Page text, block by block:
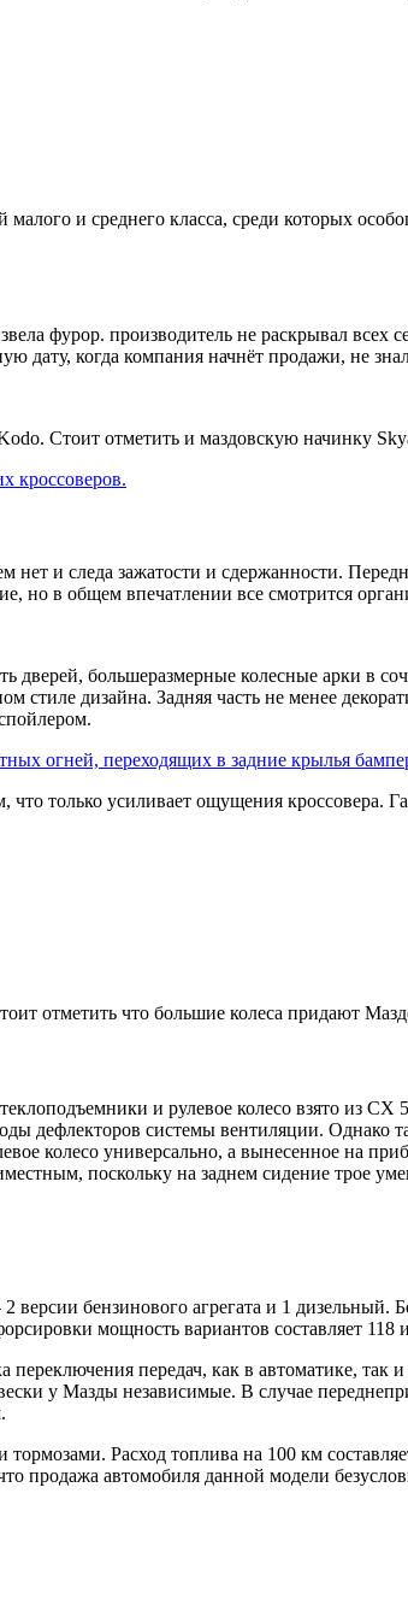
и среднего класса, среди которых
фурор. производитель не раскрывал всех
дату, когда компания начнёт продажи, не
Стоит отметить и маздовскую начинку
кроссоверов.
и следа зажатости и сдержанности.
но в общем впечатлении все смотрится
дверей, большеразмерные колесные арки в
дизайна. Задняя часть не менее
огней, переходящих в задние крылья
только усиливает ощущения кроссовера.
отметить что большие колеса придают
и рулевое колесо взято из
дефлекторов системы вентиляции. Однако
колесо универсально, а вынесенное на
поскольку на заднем сидение трое
версии бензинового агрегата и 1
мощность вариантов составляет
переключения передач, как в автоматике,
у Мазды независимые. В случае
Расход топлива на 100 км
продажа автомобиля данной модели